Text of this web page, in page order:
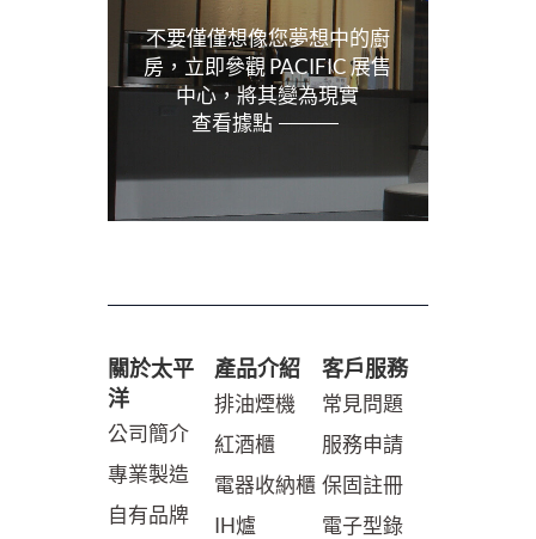
不要僅僅想像您夢想中的廚
房，立即參觀 PACIFIC 展售
中心，將其變為現實
查看據點
關於太平
洋
公司簡介
專業製造
自有品牌
產品介紹
排油煙機
紅酒櫃
電器收納櫃
IH爐
客戶服務
常見問題
服務申請
保固註冊
電子型錄